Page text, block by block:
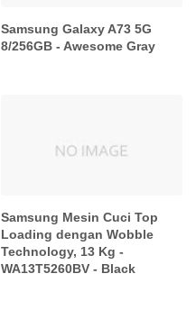
Samsung Galaxy A73 5G
8/256GB - Awesome Gray
Samsung Mesin Cuci Top
Loading dengan Wobble
Technology, 13 Kg -
WA13T5260BV - Black